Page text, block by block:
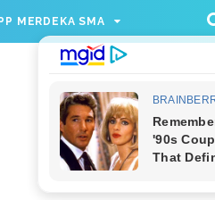
[336, 280], 'div-gpt-ad-
MERDEKA SMA